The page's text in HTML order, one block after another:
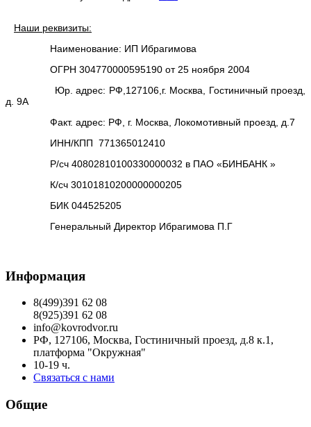
Наши реквизиты:
Наименование: ИП Ибрагимова
ОГРН 304770000595190 от 25 ноября 2004
Юр. адрес: РФ,127106,г. Москва, Гостиничный проезд,
д. 9А
Факт. адрес: РФ, г. Москва, Локомотивный проезд, д.7
ИНН/КПП 771365012410
Р/сч 40802810100330000032 в ПАО «БИНБАНК »
К/сч 30101810200000000205
БИК 044525205
Генеральный Директор Ибрагимова П.Г
Информация
8(499)391 62 08
8(925)391 62 08
info@kovrodvor.ru
РФ, 127106, Москва, Гостиничный проезд, д.8 к.1,
платформа "Окружная"
10-19 ч.
Связаться с нами
Общие